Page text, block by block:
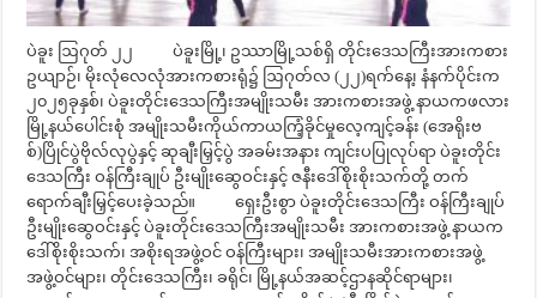
ပဲခူး ဩဂုတ် ၂၂ ပဲခူးမြို့၊ ဥဿာမြို့သစ်ရှိ တိုင်းဒေသကြီးအားကစား
ဥယျာဉ်၊ မိုးလုံလေလုံအားကစားရုံ၌ ဩဂုတ်လ (၂၂)ရက်နေ့၊ နံနက်ပိုင်းက
၂၀၂၅ခုနှစ်၊ ပဲခူးတိုင်းဒေသကြီးအမျိုးသမီး အားကစားအဖွဲ့ နာယကဖလား
မြို့နယ်ပေါင်းစုံ အမျိုးသမီးကိုယ်ကာယကြံ့ခိုင်မှုလေ့ကျင့်ခန်း (အေရိုးဗ
စ်)ပြိုင်ပွဲဗိုလ်လုပွဲနှင့် ဆုချီးမြှင့်ပွဲ အခမ်းအနား ကျင်းပပြုလုပ်ရာ ပဲခူးတိုင်း
ဒေသကြီး ဝန်ကြီးချုပ် ဦးမျိုးဆွေဝင်းနှင့် ဇနီး‌ဒေါ်စိုးစိုးသက်တို့ တက်
ရောက်ချီးမြှင့်ပေးခဲ့သည်။ ရှေးဦးစွာ ပဲခူးတိုင်းဒေသကြီး ဝန်ကြီးချုပ်
ဦးမျိုးဆွေဝင်းနှင့် ပဲခူးတိုင်းဒေသကြီးအမျိုးသမီး အားကစားအဖွဲ့ နာယက
ဒေါ်စိုးစိုးသက်၊ အစိုးရအဖွဲ့ဝင် ဝန်ကြီးများ၊ အမျိုးသမီးအားကစားအဖွဲ့
အဖွဲ့ဝင်များ၊ တိုင်းဒေသကြီး၊ ခရိုင်၊ မြို့နယ်အဆင့်ဌာနဆိုင်ရာများ၊